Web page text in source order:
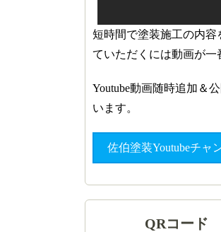
短時間で塗装施工の内容
ていただくには動画が一
Youtube動画随時追加＆
います。
佐伯塗装Youtubeチャ
QRコード